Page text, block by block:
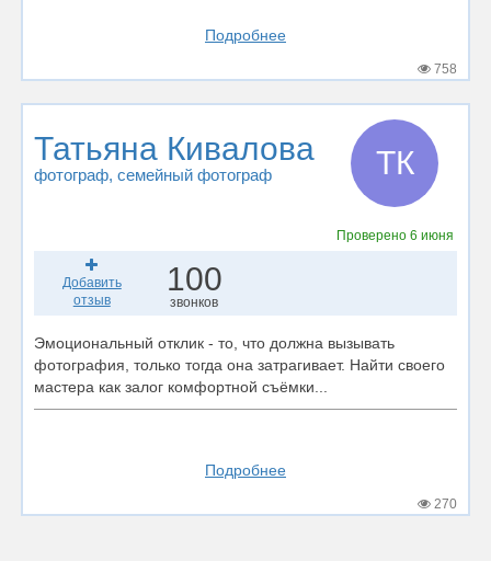
Подробнее
758
Татьяна Кивалова
фотограф, семейный фотограф ТК
Проверено 6 июня
Добавить
отзыв
100
звонков
Эмоциональный отклик - то, что должна вызывать
фотография, только тогда она затрагивает. Найти своего
мастера как залог комфортной съёмки...
Подробнее
270